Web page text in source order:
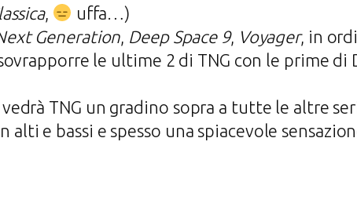
,
uffa…)
Generation Deep Space 9, Voyager, in
le ultime 2 di TNG con le prime di
TNG un gradino sopra a tutte le altre
e bassi e spesso una spiacevole